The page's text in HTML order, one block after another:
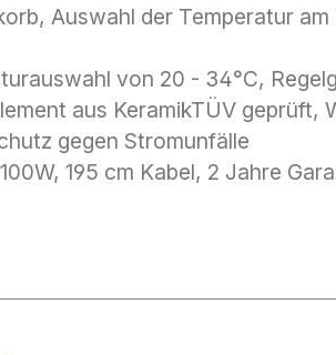
Auswahl der Temperatur
von 20 - 34°C,
aus KeramikTÜV geprüft,
gegen Stromunfälle
195 cm Kabel, 2 Jahre